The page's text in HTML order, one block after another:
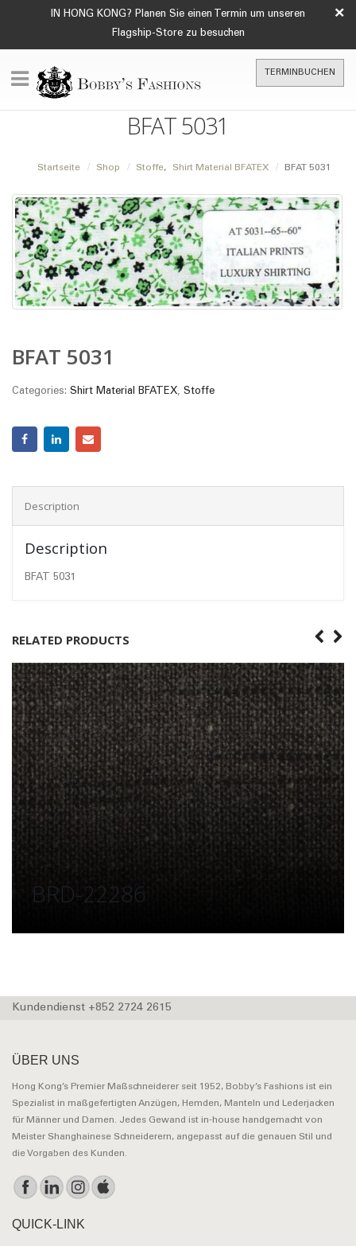
IN HONG KONG? Planen Sie einen Termin um unseren
Flagship-Store zu besuchen
×
TERMINBUCHEN
BFAT 5031
Startseite Shop Stoffe, Shirt Material BFATEX BFAT 5031
BFAT 5031
Categories: Shirt Material BFATEX, Stoffe
Description
Description
BFAT 5031
RELATED PRODUCTS
BRD-22286
Kundendienst +852 2724 2615
ÜBER UNS
Hong Kong’s Premier Maßschneiderer seit 1952, Bobby’s Fashions ist ein
Spezialist in maßgefertigten Anzügen, Hemden, Manteln und Lederjacken
für Männer und Damen. Jedes Gewand ist in-house handgemacht von
Meister Shanghainese Schneiderern, angepasst auf die genauen Stil und
die Vorgaben des Kunden.
QUICK-LINK